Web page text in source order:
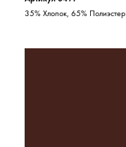
35% Хлопок, 65% Полиэстер